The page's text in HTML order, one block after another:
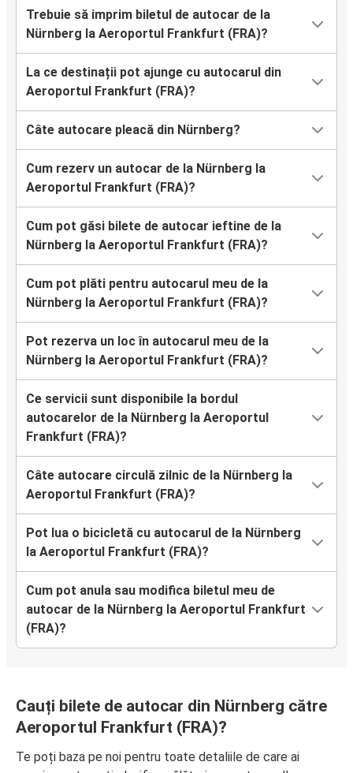
Trebuie să imprim biletul de autocar de la
Nürnberg la Aeroportul Frankfurt (FRA)?
La ce destinații pot ajunge cu autocarul din
Aeroportul Frankfurt (FRA)?
Câte autocare pleacă din Nürnberg?
Cum rezerv un autocar de la Nürnberg la
Aeroportul Frankfurt (FRA)?
Cum pot găsi bilete de autocar ieftine de la
Nürnberg la Aeroportul Frankfurt (FRA)?
Cum pot plăti pentru autocarul meu de la
Nürnberg la Aeroportul Frankfurt (FRA)?
Pot rezerva un loc în autocarul meu de la
Nürnberg la Aeroportul Frankfurt (FRA)?
Ce servicii sunt disponibile la bordul
autocarelor de la Nürnberg la Aeroportul
Frankfurt (FRA)?
Câte autocare circulă zilnic de la Nürnberg la
Aeroportul Frankfurt (FRA)?
Pot lua o bicicletă cu autocarul de la Nürnberg
la Aeroportul Frankfurt (FRA)?
Cum pot anula sau modifica biletul meu de
autocar de la Nürnberg la Aeroportul Frankfurt
(FRA)?
Cauți bilete de autocar din Nürnberg către
Aeroportul Frankfurt (FRA)?
Te poți baza pe noi pentru toate detaliile de care ai